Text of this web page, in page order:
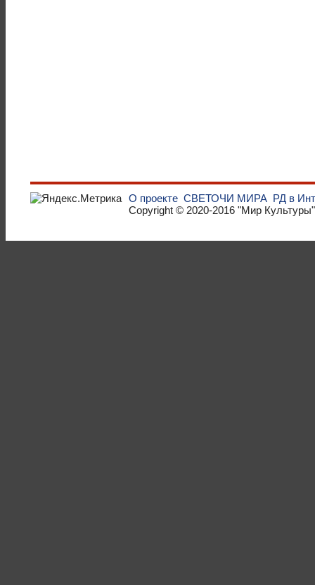
О проекте СВЕТОЧИ МИРА РД в
Copyright © 2020-2016 "Мир Культуры"